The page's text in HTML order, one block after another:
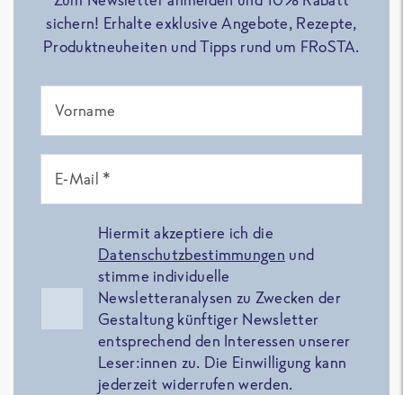
sichern! Erhalte exklusive Angebote, Rezepte,
Produktneuheiten und Tipps rund um FRoSTA.
Vorname
E-Mail *
Hiermit akzeptiere ich die
Datenschutzbestimmungen und
stimme individuelle
Newsletteranalysen zu Zwecken der
Gestaltung künftiger Newsletter
entsprechend den Interessen unserer
Leser:innen zu. Die Einwilligung kann
jederzeit widerrufen werden.